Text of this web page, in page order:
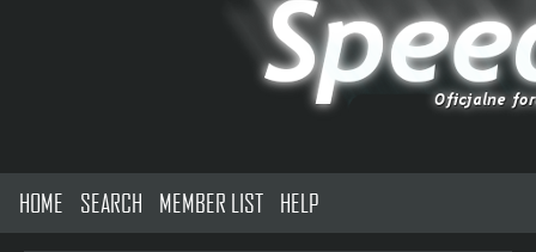
HOME SEARCH MEMBER LIST HELP